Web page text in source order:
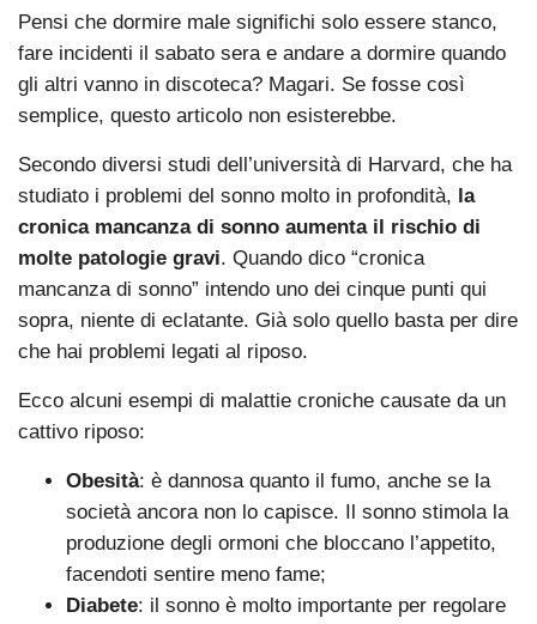
Pensi che dormire male significhi solo essere stanco,
fare incidenti il sabato sera e andare a dormire quando
gli altri vanno in discoteca? Magari. Se fosse così
semplice, questo articolo non esisterebbe.
Secondo diversi studi dell’università di Harvard, che ha
studiato i problemi del sonno molto in profondità, la
cronica mancanza di sonno aumenta il rischio di
molte patologie gravi. Quando dico “cronica
mancanza di sonno” intendo uno dei cinque punti qui
sopra, niente di eclatante. Già solo quello basta per dire
che hai problemi legati al riposo.
Ecco alcuni esempi di malattie croniche causate da un
cattivo riposo:
Obesità: è dannosa quanto il fumo, anche se la
società ancora non lo capisce. Il sonno stimola la
produzione degli ormoni che bloccano l’appetito,
facendoti sentire meno fame;
Diabete: il sonno è molto importante per regolare